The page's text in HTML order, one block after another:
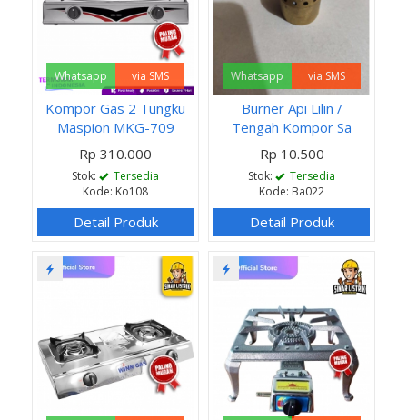
Whatsapp via SMS
Kompor Gas 2 Tungku
Maspion MKG-709
Rp 310.000
Stok:
Tersedia
Kode: Ko108
Detail Produk
Whatsapp via SMS
Burner Api Lilin /
Tengah Kompor Sa
Rp 10.500
Stok:
Tersedia
Kode: Ba022
Detail Produk